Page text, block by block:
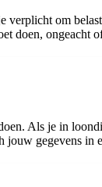
verplicht om
doen, ongeacht
Als je in
gegevens in